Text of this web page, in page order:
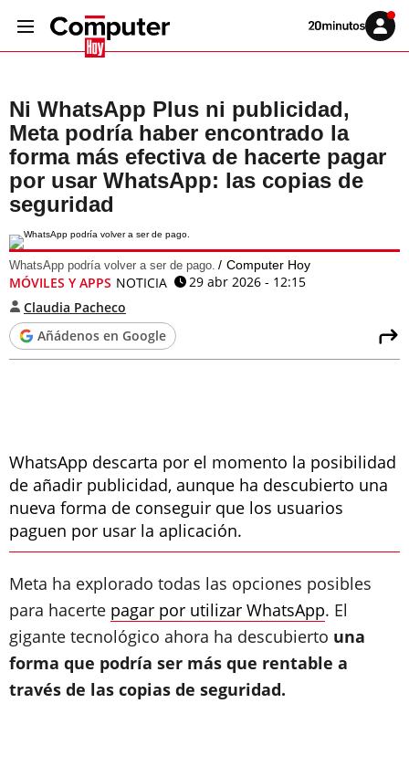
Volver
Iniciar
sesión
Ni WhatsApp Plus ni publicidad,
Meta podría haber encontrado la
forma más efectiva de hacerte pagar
por usar WhatsApp: las copias de
seguridad
WhatsApp podría volver a ser de pago. Computer Hoy
MÓVILES Y APPS NOTICIA
29 abr 2026 - 12:15
Claudia Pacheco
Añádenos en Google
WhatsApp descarta por el momento la posibilidad
de añadir publicidad, aunque ha descubierto una
nueva forma de conseguir que los usuarios
paguen por usar la aplicación.
Meta ha explorado todas las opciones posibles
para hacerte pagar por utilizar WhatsApp. El
gigante tecnológico ahora ha descubierto una
forma que podría ser más que rentable a
través de las copias de seguridad.